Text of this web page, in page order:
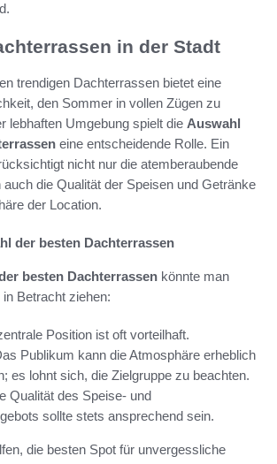
in der Stadt
trendigen Dachterrassen bietet eine
den Sommer in vollen Zügen zu
lebhaften Umgebung spielt die Auswahl
eine entscheidende Rolle. Ein
nicht nur die atemberaubende
die Qualität der Speisen und Getränke
der Location.
der besten Dachterrassen
besten Dachterrassen könnte man
Betracht ziehen:
Position ist oft vorteilhaft.
Publikum kann die Atmosphäre erheblich
es lohnt sich, die Zielgruppe zu beachten.
Qualität des Speise- und
sollte stets ansprechend sein.
die besten Spot für unvergessliche